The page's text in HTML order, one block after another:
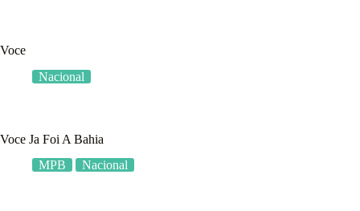
Voce
Nacional
Voce Ja Foi A Bahia
MPB
Nacional